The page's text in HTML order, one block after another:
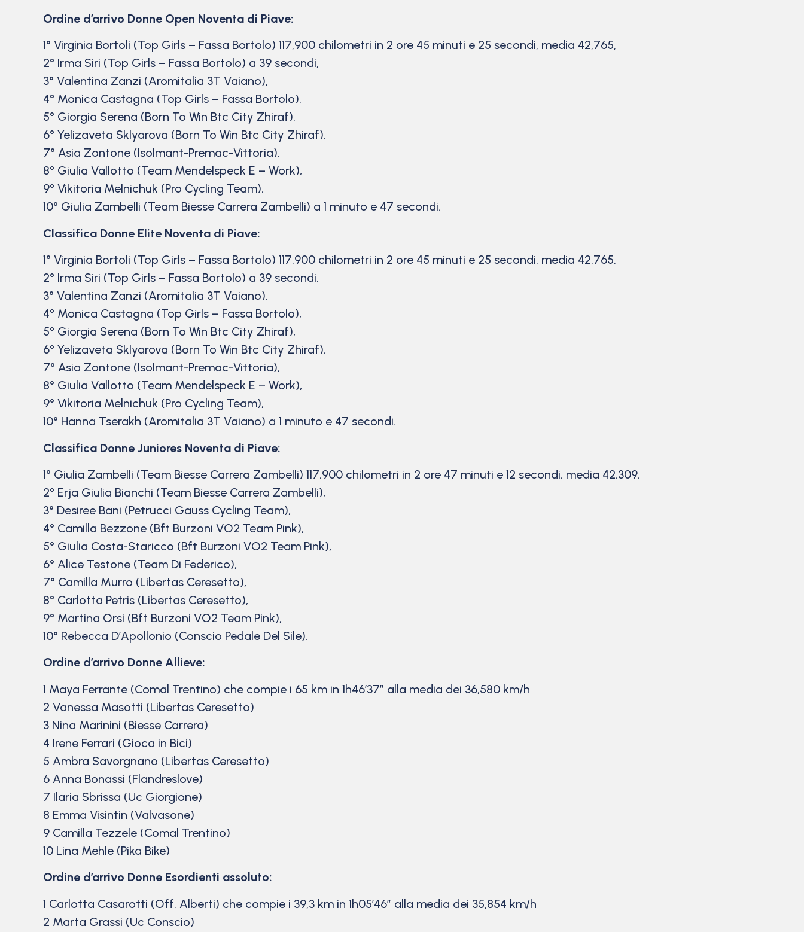
Ordine d’arrivo Donne Open Noventa di Piave:
1° Virginia Bortoli (Top Girls – Fassa Bortolo) 117,900 chilometri in 2 ore 45 minuti e 25 secondi, media 42,765,
2° Irma Siri (Top Girls – Fassa Bortolo) a 39 secondi,
3° Valentina Zanzi (Aromitalia 3T Vaiano),
4° Monica Castagna (Top Girls – Fassa Bortolo),
5° Giorgia Serena (Born To Win Btc City Zhiraf),
6° Yelizaveta Sklyarova (Born To Win Btc City Zhiraf),
7° Asia Zontone (Isolmant-Premac-Vittoria),
8° Giulia Vallotto (Team Mendelspeck E – Work),
9° Vikitoria Melnichuk (Pro Cycling Team),
10° Giulia Zambelli (Team Biesse Carrera Zambelli) a 1 minuto e 47 secondi.
Classifica Donne Elite Noventa di Piave:
1° Virginia Bortoli (Top Girls – Fassa Bortolo) 117,900 chilometri in 2 ore 45 minuti e 25 secondi, media 42,765,
2° Irma Siri (Top Girls – Fassa Bortolo) a 39 secondi,
3° Valentina Zanzi (Aromitalia 3T Vaiano),
4° Monica Castagna (Top Girls – Fassa Bortolo),
5° Giorgia Serena (Born To Win Btc City Zhiraf),
6° Yelizaveta Sklyarova (Born To Win Btc City Zhiraf),
7° Asia Zontone (Isolmant-Premac-Vittoria),
8° Giulia Vallotto (Team Mendelspeck E – Work),
9° Vikitoria Melnichuk (Pro Cycling Team),
10° Hanna Tserakh (Aromitalia 3T Vaiano) a 1 minuto e 47 secondi.
Classifica Donne Juniores Noventa di Piave:
1° Giulia Zambelli (Team Biesse Carrera Zambelli) 117,900 chilometri in 2 ore 47 minuti e 12 secondi, media 42,309,
2° Erja Giulia Bianchi (Team Biesse Carrera Zambelli),
3° Desiree Bani (Petrucci Gauss Cycling Team),
4° Camilla Bezzone (Bft Burzoni VO2 Team Pink),
5° Giulia Costa-Staricco (Bft Burzoni VO2 Team Pink),
6° Alice Testone (Team Di Federico),
7° Camilla Murro (Libertas Ceresetto),
8° Carlotta Petris (Libertas Ceresetto),
9° Martina Orsi (Bft Burzoni VO2 Team Pink),
10° Rebecca D’Apollonio (Conscio Pedale Del Sile).
Ordine d’arrivo Donne Allieve:
1 Maya Ferrante (Comal Trentino) che compie i 65 km in 1h46’37” alla media dei 36,580 km/h
2 Vanessa Masotti (Libertas Ceresetto)
3 Nina Marinini (Biesse Carrera)
4 Irene Ferrari (Gioca in Bici)
5 Ambra Savorgnano (Libertas Ceresetto)
6 Anna Bonassi (Flandreslove)
7 Ilaria Sbrissa (Uc Giorgione)
8 Emma Visintin (Valvasone)
9 Camilla Tezzele (Comal Trentino)
10 Lina Mehle (Pika Bike)
Ordine d’arrivo Donne Esordienti assoluto:
1 Carlotta Casarotti (Off. Alberti) che compie i 39,3 km in 1h05’46” alla media dei 35,854 km/h
2 Marta Grassi (Uc Conscio)